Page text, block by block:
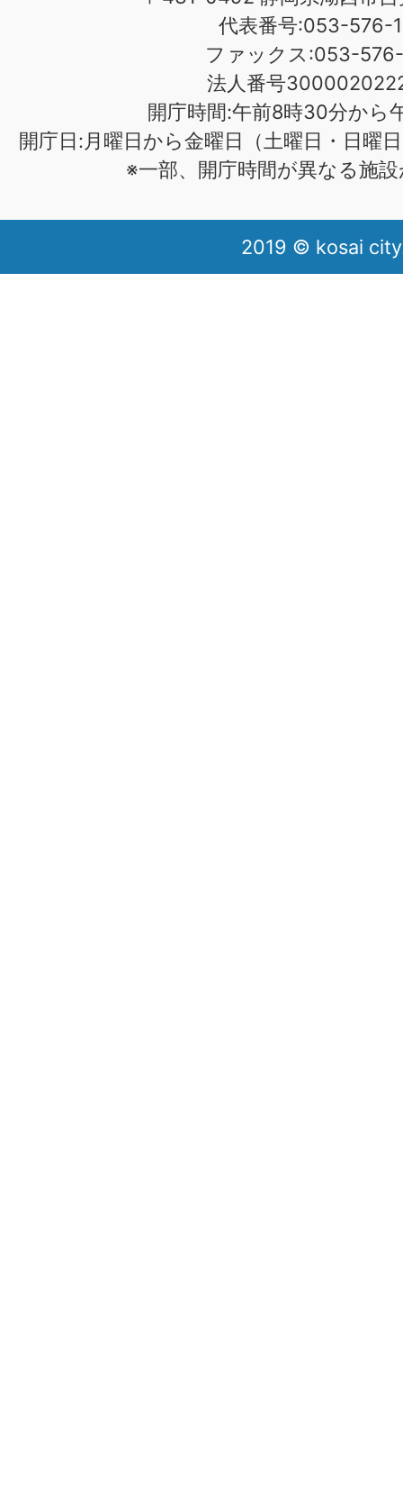
代表番号:053-576-
ファックス:053-576-
法人番号
開庁時間:午前8時30分から
開庁日:月曜日から金曜日（土曜日・日曜
※一部、開庁時間が異なる施
2019 © kosai